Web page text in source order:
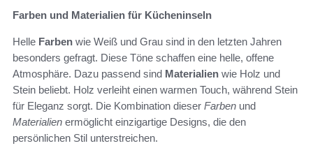
Farben und Materialien für Kücheninseln
Helle Farben wie Weiß und Grau sind in den letzten Jahren
besonders gefragt. Diese Töne schaffen eine helle, offene
Atmosphäre. Dazu passend sind Materialien wie Holz und
Stein beliebt. Holz verleiht einen warmen Touch, während Stein
für Eleganz sorgt. Die Kombination dieser Farben und
Materialien ermöglicht einzigartige Designs, die den
persönlichen Stil unterstreichen.